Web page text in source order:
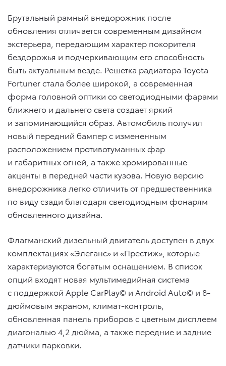
Брутальный рамный внедорожник после
обновления отличается современным дизайном
экстерьера, передающим характер покорителя
бездорожья и подчеркивающим его способность
быть актуальным везде. Решетка радиатора Toyota
Fortuner стала более широкой, а современная
форма головной оптики со светодиодными фарами
ближнего и дальнего света создает яркий
и запоминающийся образ. Автомобиль получил
новый передний бампер с измененным
расположением противотуманных фар
и габаритных огней, а также хромированные
акценты в передней части кузова. Новую версию
внедорожника легко отличить от предшественника
по виду сзади благодаря светодиодным фонарям
обновленного дизайна.
Флагманский дизельный двигатель доступен в двух
комплектациях «Элеганс» и «Престиж», которые
характеризуются богатым оснащением. В список
опций входят новая мультимедийная система
с поддержкой Apple CarPlay© и Android Auto© и 8-
дюймовым экраном, климат-контроль,
обновленная панель приборов с цветным дисплеем
диагональю 4,2 дюйма, а также передние и задние
датчики парковки.